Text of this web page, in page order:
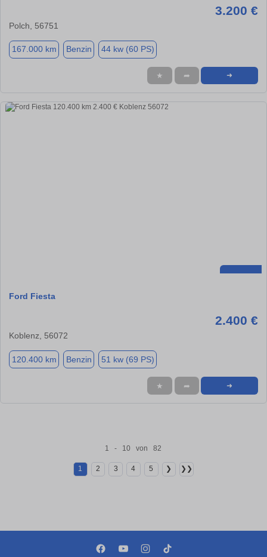
3.200 €
Polch, 56751
167.000 km Benzin 44 kw (60 PS)
★ ➦ ➜
Ford Fiesta
2.400 €
Koblenz, 56072
120.400 km Benzin 51 kw (69 PS)
★ ➦ ➜
1 - 10 von 82
1 2 3 4 5 ❯ ❯❯